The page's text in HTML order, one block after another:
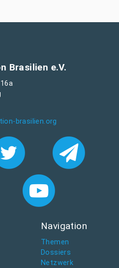
Brasilien e.V.
brasilien.org
Navigation
Themen
Dossiers
Netzwerk